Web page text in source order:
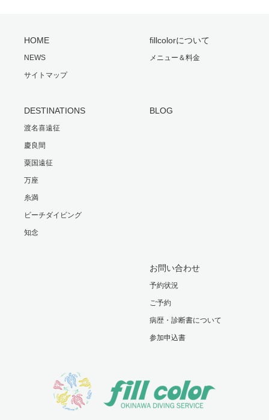
HOME
NEWS
サイトマップ
fillcolorについて
メニュー＆料金
DESTINATIONS
渡名喜遠征
慶良間
粟国遠征
万座
糸満
ビーチダイビング
知念
BLOG
お問い合わせ
予約状況
ご予約
病歴・診断書について
参加申込書